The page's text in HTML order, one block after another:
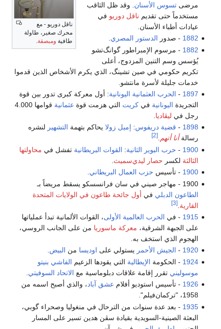
ناقل دوريو - مع
محرك صغير، طاولة
طافية ومبصقة.
مرضىتسوس الأسنان . وقد ظل الثاقب
مستخدماً حتى تقديم ناقل دوريو في
عيادات أطباء الأسنان.
1882 - صدور الدستور المصري.
1882 - مرسوم الإمبراطور گوانگ‌تشو
يُؤسس وسم التنين المزدوج، أعلى
تكريم حكومي في صين تشينگ، الذي يكرم الأشخاص الذين قدموا
خدمات جليلة لأسرة مانتشو.
1897
- الحرب العثمانية اليونانية: أول معركة كبرى تدور بين قوة
التجريدة اليونانية فيكريت التي هزمت قوة عثمانية
قوامها 4.000
رجل في ليڤاديا
1898
- قضية دريفوس: إميل زولا يحاكم بتهمة التشهير لنشره
رسالةأنا أتهم.
[2]
1900
- حرب البوير الثانية: القوات البريطانية تفشل في محاولتها
الثالثة لكسر حصار ليدي‌سميث
1900 - تأسيس حزب العمال البريطاني.
1900 - مهاجر صيني في سان فرانسسكو يسقط مريضاً بـ
الطاعون الدبلي في أول جائحة طاعون في الولايات المتحدة
القارية .
[3]
1915 - في الحرب العالمية الأولى، القوات الألمانية تبدأ عملياتها
على الجبهة الشرقية، معركة ماسوريا من على الجانب الروسي،
الهجوم الذي استخف به.
1920
- الجيش الأحمر يستولي على اوديسا من البيض.
1924 - الحكومة الإيطالية التي يقودها الزعيم الفاشي بنيتو
موسوليني تقرر إقامة علاقات دبلوماسية مع الاتحاد السوفيتي
1926 - تأسيس استوديو أفلام عشق آباد، والذي أصبح اسمه من
1958، "تركمان‌فيلم".
1935 - بعد عدة سنوات من الترحال في منغوليا وصحراء گوبي،
البعثة الصينية-السويدية بقيادة سڤن هدين تسير على المسار